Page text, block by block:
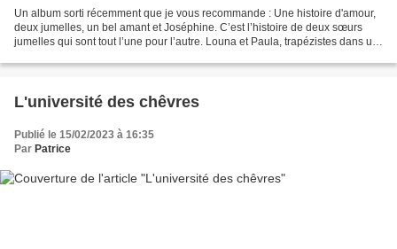
Un album sorti récemment que je vous recommande : Une histoire d'amour,
deux jumelles, un bel amant et Joséphine. C’est l’histoire de deux sœurs
jumelles qui sont tout l’une pour l’autre. Louna et Paula, trapézistes dans un
L'université des chêvres
Publié le 15/02/2023 à 16:35
Par Patrice